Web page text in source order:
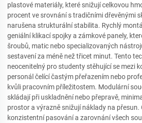
plastové materiály, které snižují celkovou
procent ve srovnání s tradičními dřevěnými
narušena strukturální stabilita. Rychlý
geniální klikací spojky a zámkové panely,
šroubů, matic nebo specializovaných
sestavení za méně než třicet minut. Tento
neocenitelný pro studenty stěhující se mezi
personál čelící častým přeřazením nebo
kvůli pracovním příležitostem. Modulární
skládají při uskladnění nebo přepravě,
prostor a výrazně snižují náklady na
konzistentní pasování a zarovnání všech